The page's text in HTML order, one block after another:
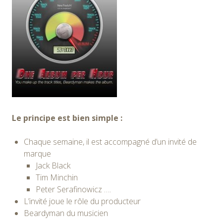
Le principe est bien simple :
Chaque semaine, il est accompagné d’un invité de
marque
Jack Black
Tim Minchin
Peter Serafinowicz ….
L’invité joue le rôle du producteur
Beardyman du musicien